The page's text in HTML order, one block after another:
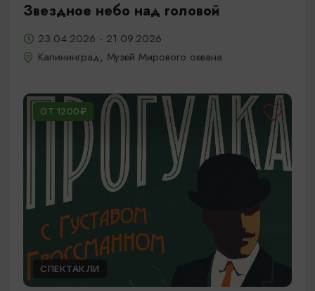
Звездное небо над головой
23.04.2026 - 21.09.2026
Калининград, Музей Мирового океана
ОТ 1200₽
СПЕКТАКЛИ